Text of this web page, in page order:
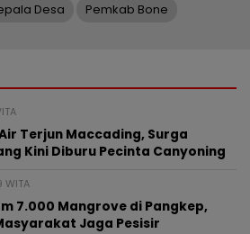
Desa Pemkab Bone
Terjun Maccading, Surga
Kini Diburu Pecinta Canyoning
7.000 Mangrove di Pangkep,
Jaga Pesisir